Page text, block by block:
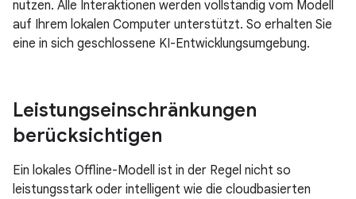
nutzen. Alle Interaktionen werden vollständig vom Modell
auf Ihrem lokalen Computer unterstützt. So erhalten Sie
eine in sich geschlossene KI-Entwicklungsumgebung.
Leistungseinschränkungen
berücksichtigen
Ein lokales Offline-Modell ist in der Regel nicht so
leistungsstark oder intelligent wie die cloudbasierten